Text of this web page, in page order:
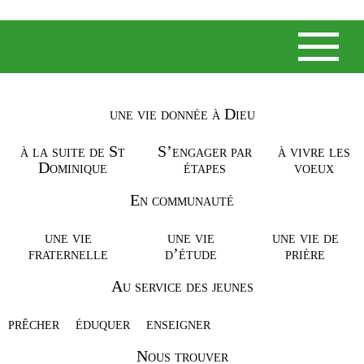
une vie donnée à Dieu
à la suite de St
Dominique
S’engager par
étapes
à vivre les
voeux
En communauté
une vie
fraternelle
une vie
d’étude
une vie de
prière
Au service des jeunes
prêcher éduquer
enseigner
Nous trouver
NOS ACTUALITÉS
« LA CLÉ EST DE NE PAS
DÉPENSER LE TEMPS,
Lire la suite
Article précédent Article suivant